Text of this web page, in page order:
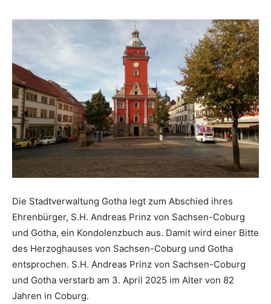
Die Stadtverwaltung Gotha legt zum Abschied ihres
Ehrenbürger, S.H. Andreas Prinz von Sachsen-Coburg
und Gotha, ein Kondolenzbuch aus. Damit wird einer Bitte
des Herzoghauses von Sachsen-Coburg und Gotha
entsprochen. S.H. Andreas Prinz von Sachsen-Coburg
und Gotha verstarb am 3. April 2025 im Alter von 82
Jahren in Coburg.